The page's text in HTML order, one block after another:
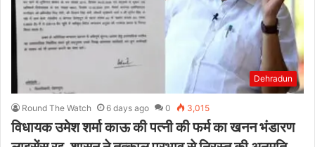
Dehradun
Round The Watch 6 days ago 0 3,015
विधायक उमेश शर्मा काऊ की पत्नी की फर्म का खनन भंडारण